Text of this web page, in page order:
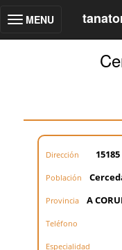
Toggle
MENU
Dirección 15185
Población
Provincia A
Teléfono
Especialidad